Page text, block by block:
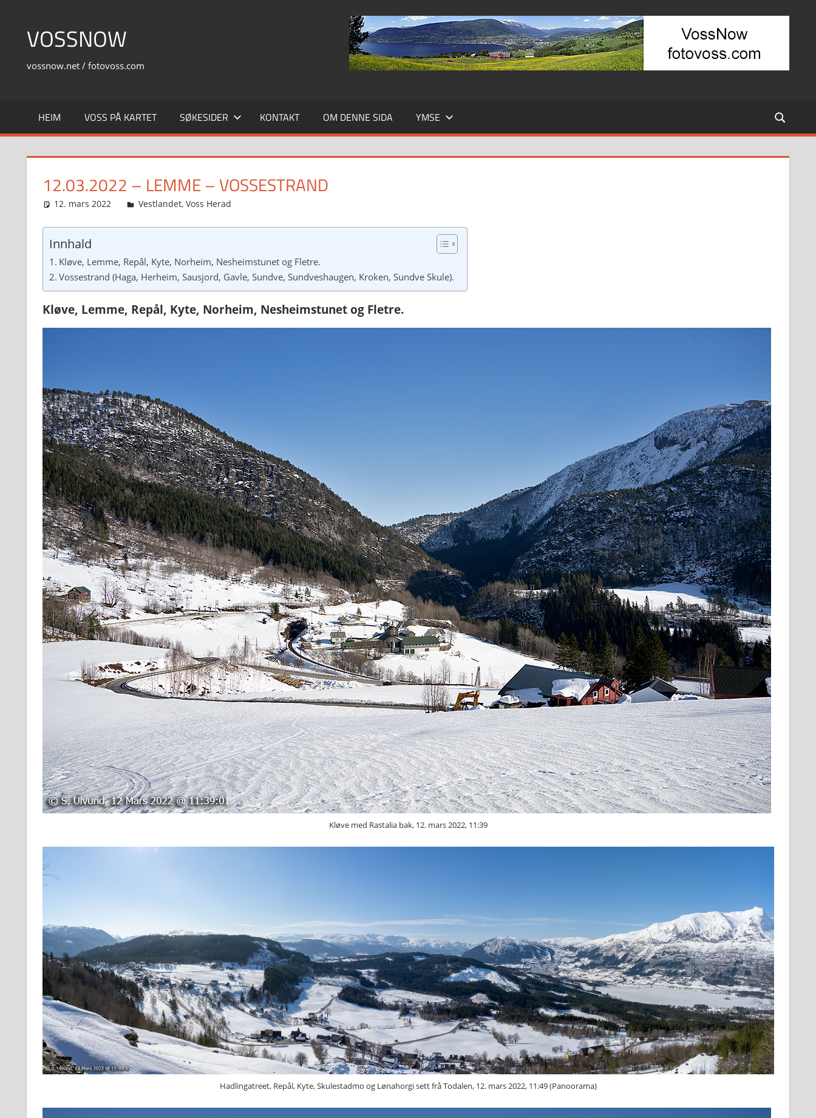
contentVOSSNOW
vossnow.net / fotovoss.com
HEIM VOSS PÅ KARTET SØKESIDER KONTAKT OM DENNE SIDA YMSE
12.03.2022 – LEMME – VOSSESTRAND
12. mars 2022 Svein
Vestlandet, Voss Herad
Innhald
Kløve, Lemme, Repål, Kyte, Norheim, Nesheimstunet og Fletre.
Vossestrand (Haga, Herheim, Sausjord, Gavle, Sundve, Sundveshaugen, Kroken, Sundve Skule).
Kløve, Lemme, Repål, Kyte, Norheim, Nesheimstunet og Fletre.
Kløve med Rastalia bak, 12. mars 2022, 11:39
Hadlingatreet, Repål, Kyte, Skulestadmo og Lønahorgi sett frå Todalen, 12. mars 2022, 11:49 (Panoorama)